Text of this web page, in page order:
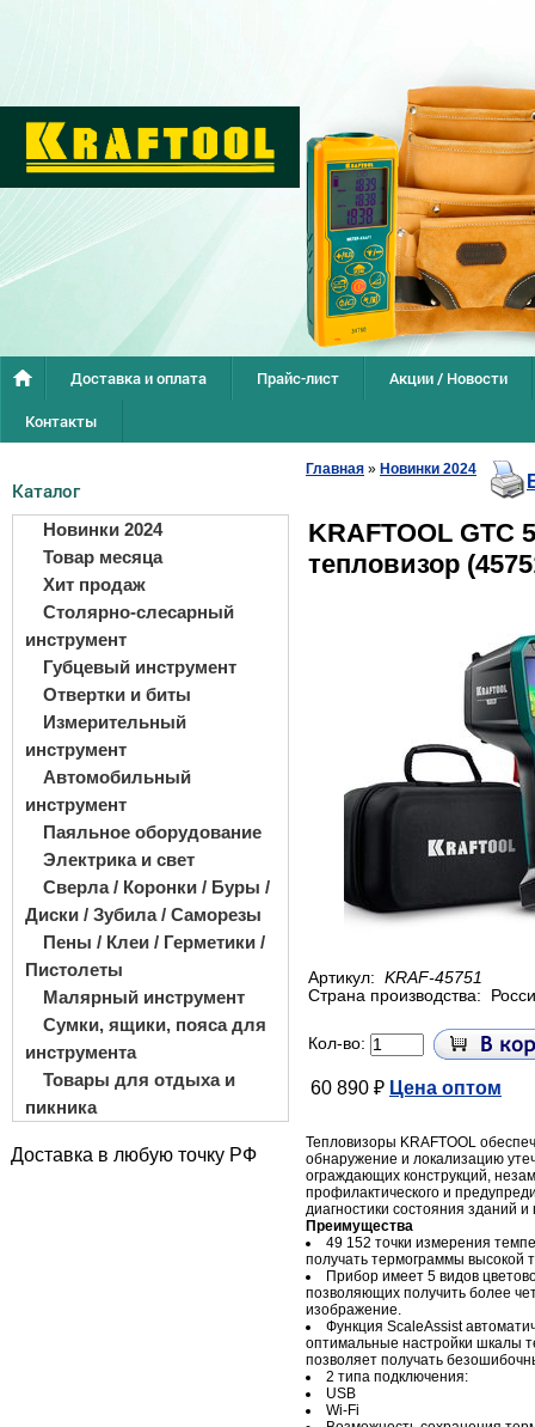
Доставка и оплата Прайс-лист
Акции / Новости
Контакты
Каталог
Новинки 2024
Товар месяца
Хит продаж
Столярно-слесарный
инструмент
Губцевый инструмент
Отвертки и биты
Измерительный
инструмент
Автомобильный
инструмент
Паяльное оборудование
Электрика и свет
Сверла / Коронки / Буры /
Диски / Зубила / Саморезы
Пены / Клеи / Герметики /
Пистолеты
Малярный инструмент
Сумки, ящики, пояса для
инструмента
Товары для отдыха и
пикника
Доставка в любую точку РФ
Главная » Новинки 2024
KRAFTOOL GTC
тепловизор
Артикул: KRAF-45751
Страна производства:
Кол-во:
60 890 ₽ Цена оптом
Тепловизоры KRAFTOOL
обнаружение и локализацию
ограждающих конструкций,
профилактического и
диагностики состояния зданий
Преимущества
49 152 точки измерения
получать термограммы высокой
Прибор имеет 5 видов
позволяющих получить более
изображение.
Функция ScaleAssist
оптимальные настройки шкалы
позволяет получать
2 типа подключения:
USB
Wi-Fi